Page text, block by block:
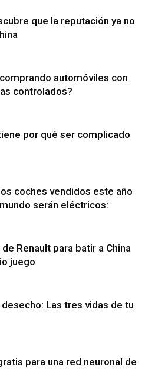
que la reputación ya no
automóviles con
controlados?
por qué ser complicado
coches vendidos este año
serán eléctricos:
Renault para batir a China
juego
Las tres vidas de tu
para una red neuronal de